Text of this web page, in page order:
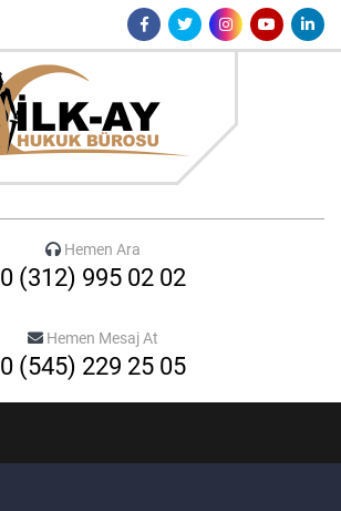
Hemen Ara
0 (312) 995 02 02
Hemen Mesaj At
0 (545) 229 25 05